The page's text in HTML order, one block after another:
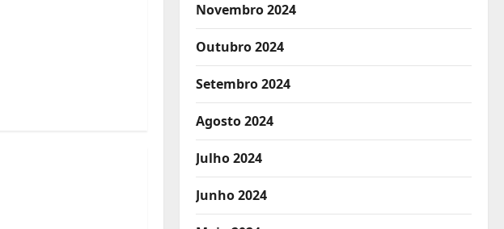
Novembro 2024
Outubro 2024
Setembro 2024
Agosto 2024
Julho 2024
Junho 2024